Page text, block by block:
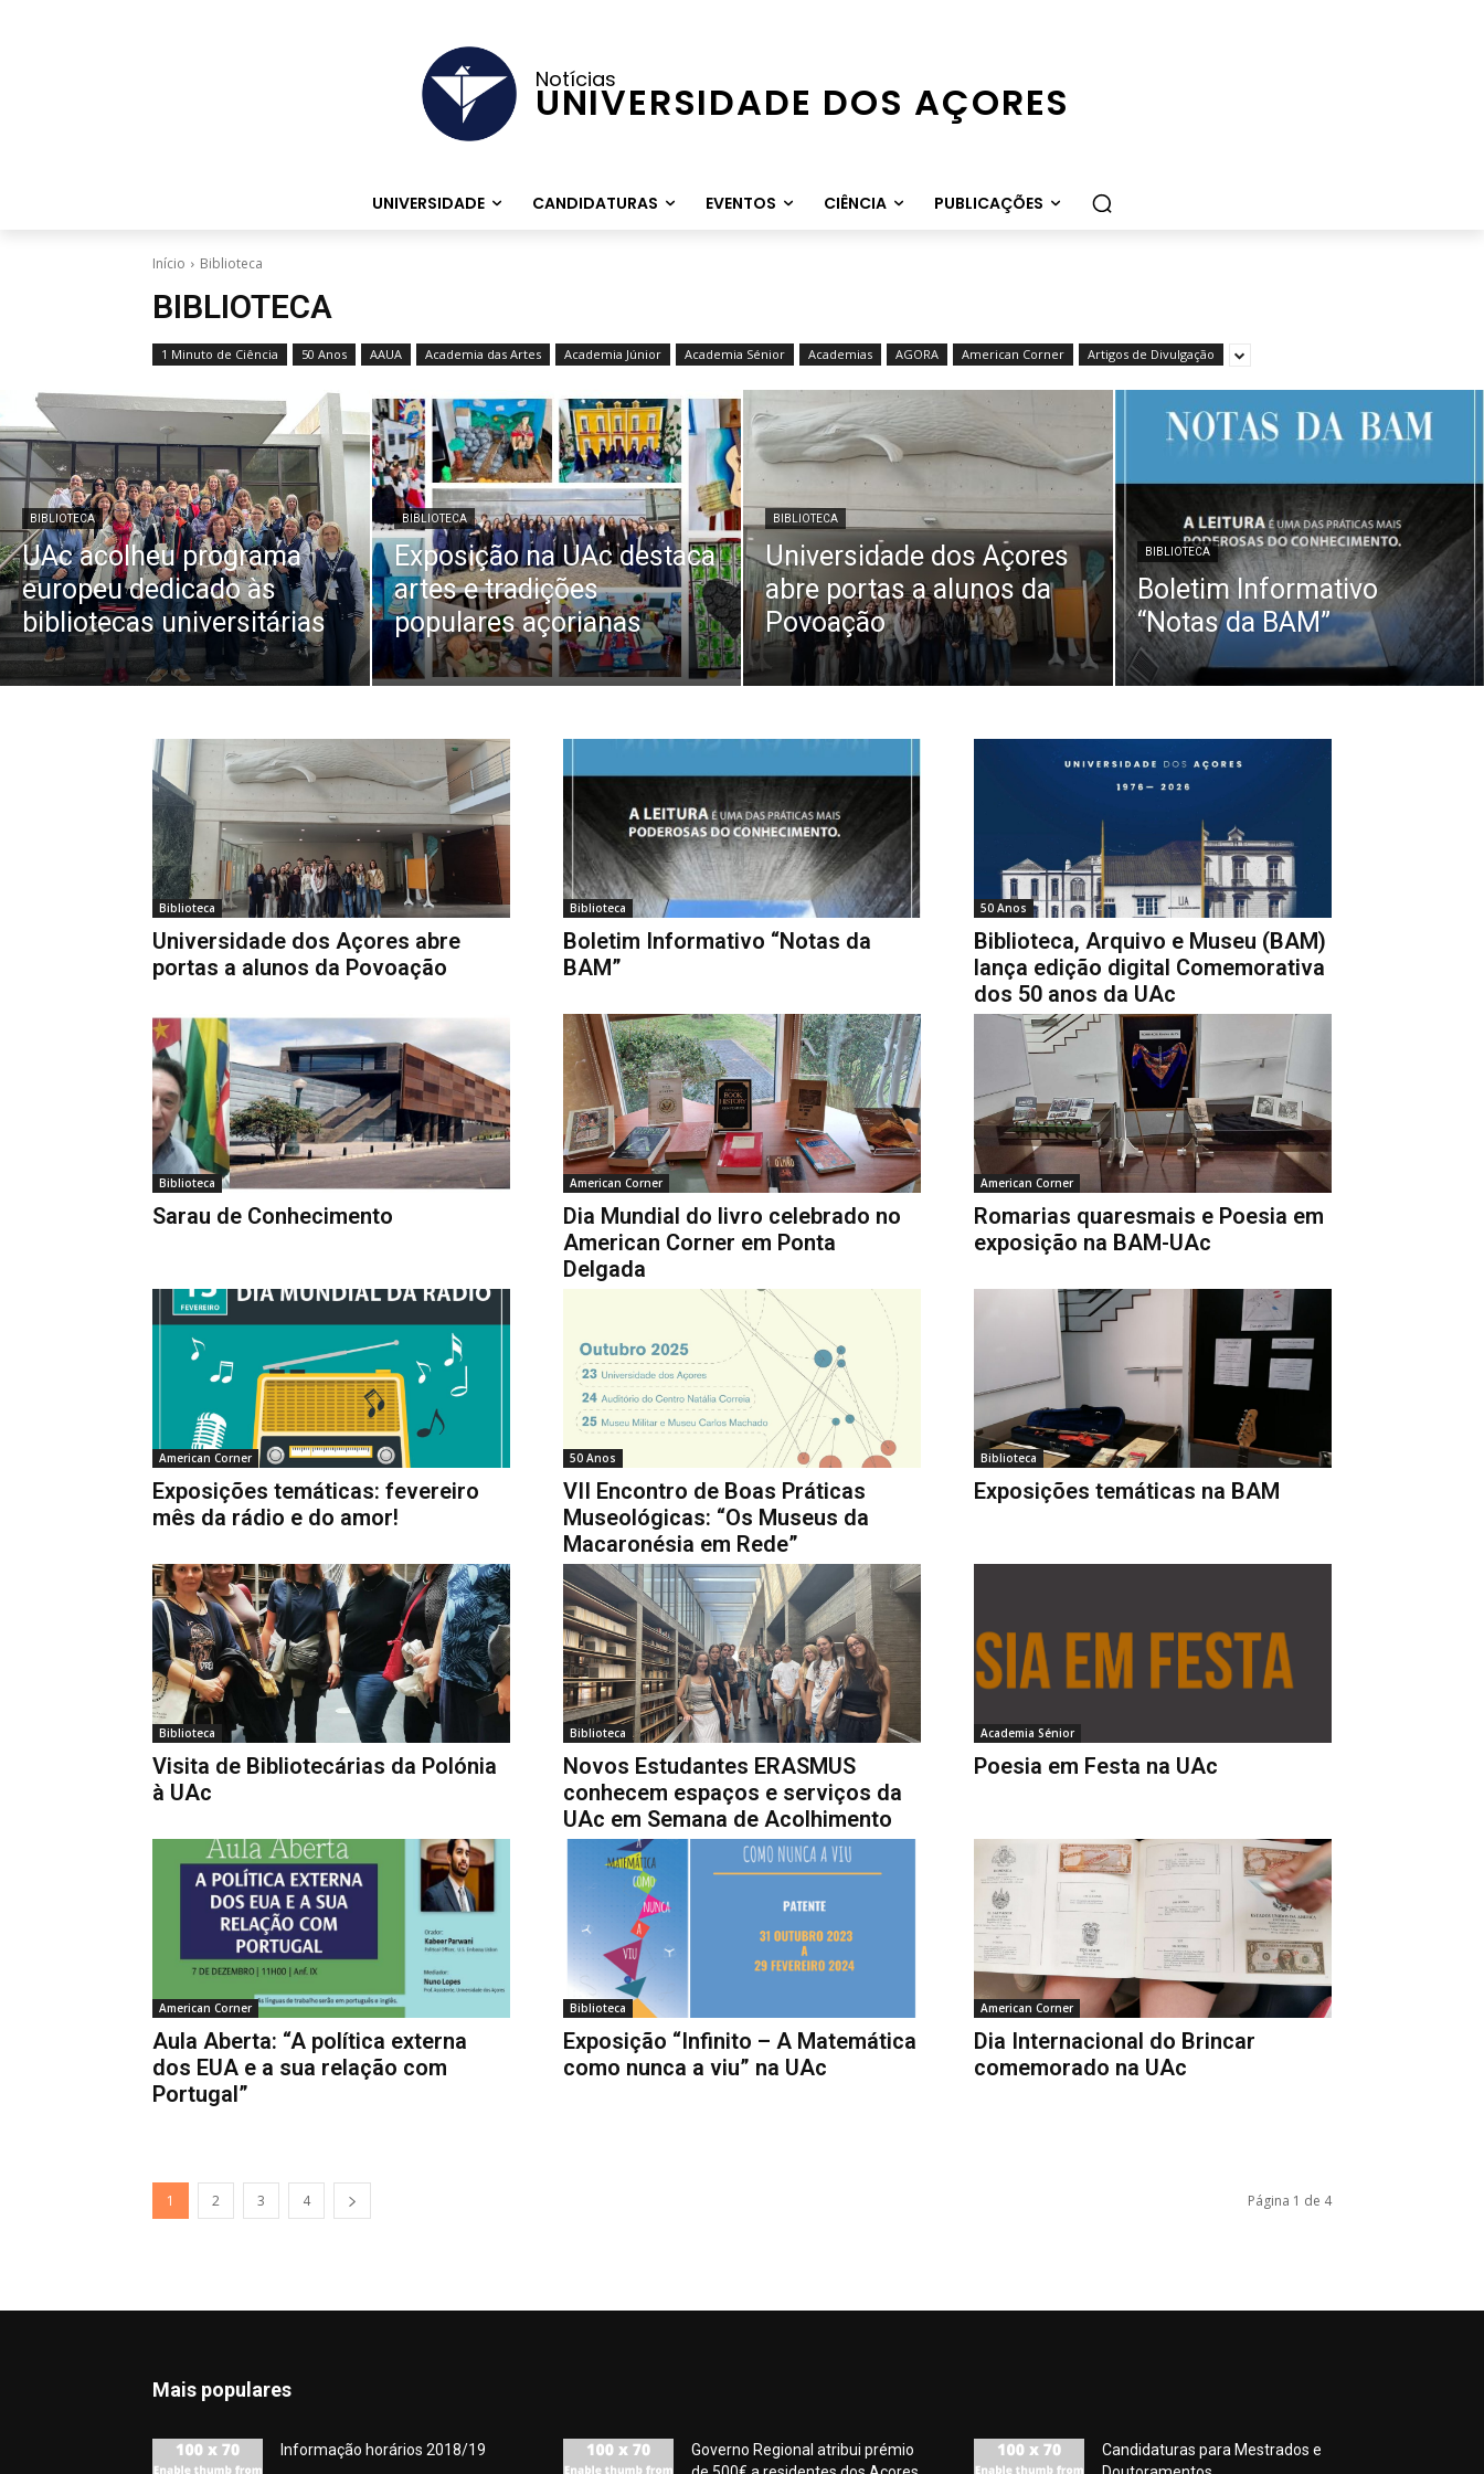
Notícias
UNIVERSIDADE DOS AÇORES
UNIVERSIDADE CANDIDATURAS EVENTOS CIÊNCIA PUBLICAÇÕES
Início Biblioteca
BIBLIOTECA
1 Minuto de Ciência 50 Anos AAUA Academia das Artes Academia Júnior Academia Sénior Academias AGORA American Corner Artigos de Divulgação
BIBLIOTECA
UAc acolheu programa
europeu dedicado às
bibliotecas universitárias
BIBLIOTECA
Exposição na UAc destaca
artes e tradições
populares açorianas
BIBLIOTECA
Universidade dos Açores
abre portas a alunos da
Povoação
BIBLIOTECA
Boletim Informativo
“Notas da BAM”
Biblioteca
Universidade dos Açores abre
portas a alunos da Povoação
Biblioteca
Boletim Informativo “Notas da
BAM”
50 Anos
Biblioteca, Arquivo e Museu (BAM)
lança edição digital Comemorativa
dos 50 anos da UAc
Biblioteca
Sarau de Conhecimento
American Corner
Dia Mundial do livro celebrado no
American Corner em Ponta
Delgada
American Corner
Romarias quaresmais e Poesia em
exposição na BAM-UAc
American Corner
Exposições temáticas: fevereiro
mês da rádio e do amor!
50 Anos
VII Encontro de Boas Práticas
Museológicas: “Os Museus da
Macaronésia em Rede”
Biblioteca
Exposições temáticas na BAM
Biblioteca
Visita de Bibliotecárias da Polónia
à UAc
Biblioteca
Novos Estudantes ERASMUS
conhecem espaços e serviços da
UAc em Semana de Acolhimento
Academia Sénior
Poesia em Festa na UAc
American Corner
Aula Aberta: “A política externa
dos EUA e a sua relação com
Portugal”
Biblioteca
Exposição “Infinito – A Matemática
como nunca a viu” na UAc
American Corner
Dia Internacional do Brincar
comemorado na UAc
1 2 3 4 Página 1 de 4
Mais populares
Informação horários 2018/19
Governo Regional atribui prémio
Candidaturas para Mestrados e